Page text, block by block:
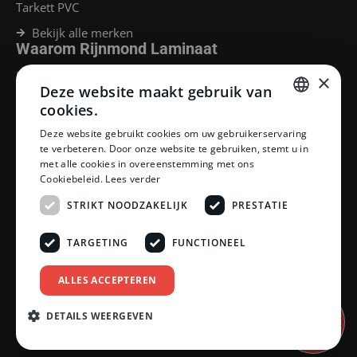
Tarkett PVC
Bekijk alle merken
Waarom Rijnmond Laminaat
Legservice
Laminaat Capelle aan den Ijssel
Laminaat voor vloerverwarming
Klantenservice
Betaalmethoden
Openingstijden showroom
Afhalen en bezorgen
Retourprocedure
Veelgestelde vragen
Legservice
Neem contact op
Reviewpolicy
Privacy policy
Algemene voorwaarden
DUTCH
×
Deze website maakt gebruik van
cookies.
Deze website gebruikt cookies om uw gebruikerservaring
te verbeteren. Door onze website te gebruiken, stemt u in
met alle cookies in overeenstemming met ons
Cookiebeleid. Lees verder
STRIKT NOODZAKELIJK
PRESTATIE
TARGETING FUNCTIONEEL
ALLES ACCEPTEREN
DETAILS WEERGEVEN